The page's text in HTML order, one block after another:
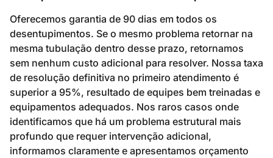
Oferecemos garantia de 90 dias em todos os
desentupimentos. Se o mesmo problema retornar na
mesma tubulação dentro desse prazo, retornamos
sem nenhum custo adicional para resolver. Nossa taxa
de resolução definitiva no primeiro atendimento é
superior a 95%, resultado de equipes bem treinadas e
equipamentos adequados. Nos raros casos onde
identificamos que há um problema estrutural mais
profundo que requer intervenção adicional,
informamos claramente e apresentamos orçamento